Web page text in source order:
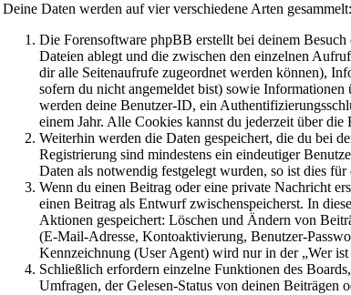
Deine Daten werden auf vier verschiedene Arten gesammelt:
Die Forensoftware phpBB erstellt bei deinem
Dateien ablegt und die zwischen den einzelnen
dir alle Seitenaufrufe zugeordnet werden können),
sofern du nicht angemeldet bist) sowie
werden deine Benutzer-ID, ein
einem Jahr. Alle Cookies kannst du jederzeit über
Weiterhin werden die Daten gespeichert, die du bei
Registrierung sind mindestens ein eindeutiger
Daten als notwendig festgelegt wurden, so ist dies
Wenn du einen Beitrag oder eine private Nachricht
einen Beitrag als Entwurf zwischenspeicherst. In
Aktionen gespeichert: Löschen und Ändern von
(E-Mail-Adresse, Kontoaktivierung, Benutzer-
Kennzeichnung (User Agent) wird nur in der „Wer
Schließlich erfordern einzelne Funktionen des
Umfragen, der Gelesen-Status von deinen Beiträgen